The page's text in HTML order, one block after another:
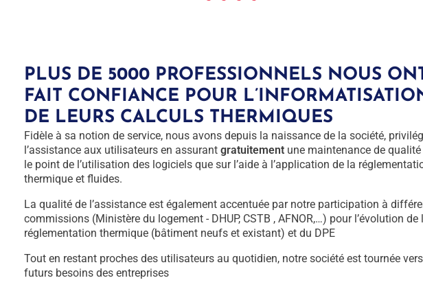
PLUS DE 5000 PROFESSIONNELS NOUS
FAIT CONFIANCE POUR
DE LEURS CALCULS THERMIQUES
Fidèle à sa notion de service, nous avons depuis la naissance de la société,
l’assistance aux utilisateurs en assurant gratuitement une maintenance de
le point de l’utilisation des logiciels que sur l’aide à l’application de la
thermique et fluides.
La qualité de l’assistance est également accentuée par notre participation à
commissions (Ministère du logement - DHUP, CSTB , AFNOR,…) pour l’évolution de
réglementation thermique (bâtiment neufs et existant) et du DPE
Tout en restant proches des utilisateurs au quotidien, notre société est tournée
futurs besoins des entreprises